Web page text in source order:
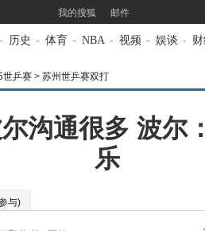
我的搜狐 邮件
- 历史 - 体育 - NBA - 视频 - 娱谈 -
世乒赛 > 苏州世乒赛双打
沟通很多 波尔
乐
与)